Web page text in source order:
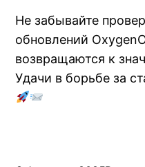
Не забывайте
обновлений
возвращаются к
Удачи в борьбе за